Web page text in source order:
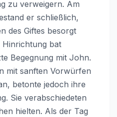
zu verweigern. Am
er schließlich,
des Giftes besorgt
Hinrichtung bat
Begegnung mit John.
mit sanften Vorwürfen
betonte jedoch ihre
Sie verabschiedeten
hielten. Als der Tag